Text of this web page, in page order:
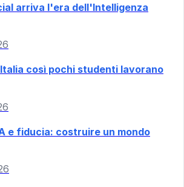
arriva l'era dell'Intelligenza
così pochi studenti lavorano
e fiducia: costruire un mondo